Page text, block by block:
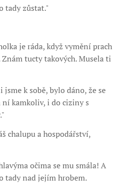
tady zůstat."
je ráda, když vymění prach
tucty takových. Musela ti
k sobě, bylo dáno, že se
ní kamkoliv, i do ciziny s
chalupu a hospodářství,
očima se mu smála! A
tady nad jejím hrobem.